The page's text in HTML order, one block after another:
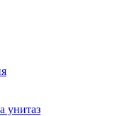
унитаз